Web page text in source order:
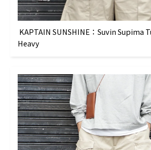
KAPTAIN SUNSHINE：Suvin Supima
Heavy